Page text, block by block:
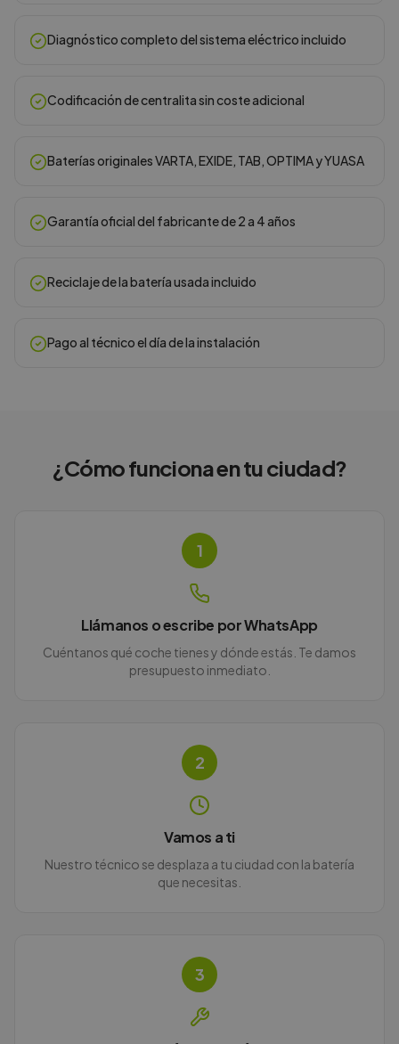
Diagnóstico completo del sistema eléctrico incluido
Codificación de centralita sin coste adicional
Baterías originales VARTA, EXIDE, TAB, OPTIMA y YUASA
Garantía oficial del fabricante de 2 a 4 años
Reciclaje de la batería usada incluido
Pago al técnico el día de la instalación
¿Cómo funciona entu ciudad?
1
Llámanos o escribe por WhatsApp
Cuéntanos qué coche tienes y dónde estás. Te damos
presupuesto inmediato.
2
Vamos a ti
Nuestro técnico se desplaza a tu ciudad con la batería
que necesitas.
3